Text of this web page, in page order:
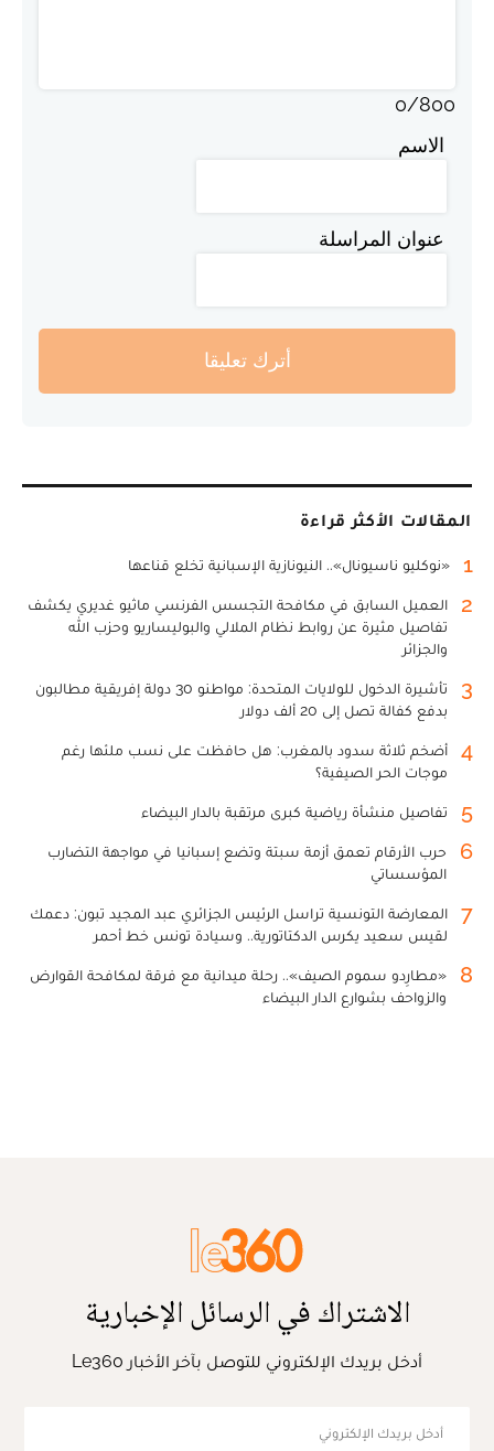
0/800
الاسم
عنوان المراسلة
أترك تعليقا
المقالات الأكثر قراءة
1 «نوكليو ناسيونال».. النيونازية الإسبانية تخلع قناعها
2
العميل السابق في مكافحة التجسس الفرنسي ماثيو غديري يكشف
تفاصيل مثيرة عن روابط نظام الملالي والبوليساريو وحزب الله
والجزائر
3
تأشيرة الدخول للولايات المتحدة: مواطنو 30 دولة إفريقية مطالبون
بدفع كفالة تصل إلى 20 ألف دولار
4
أضخم ثلاثة سدود بالمغرب: هل حافظت على نسب ملئها رغم
موجات الحر الصيفية؟
5 تفاصيل منشأة رياضية كبرى مرتقبة بالدار البيضاء
6
حرب الأرقام تعمق أزمة سبتة وتضع إسبانيا في مواجهة التضارب
المؤسساتي
7
المعارضة التونسية تراسل الرئيس الجزائري عبد المجيد تبون: دعمك
لقيس سعيد يكرس الدكتاتورية.. وسيادة تونس خط أحمر
8
«مطارِدو سموم الصيف».. رحلة ميدانية مع فرقة لمكافحة القوارض
والزواحف بشوارع الدار البيضاء
الاشتراك في الرسائل الإخبارية
أدخل بريدك الإلكتروني للتوصل بآخر الأخبار Le360